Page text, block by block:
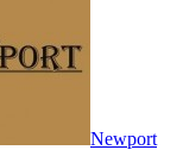
Newport